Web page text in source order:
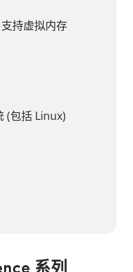
持虚拟内存
(包括 Linux)